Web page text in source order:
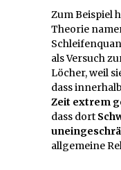
Zum Beispiel
Theorie
als Versuch
Löcher, weil
dass
Zeit extrem
dass dort
allgemeine